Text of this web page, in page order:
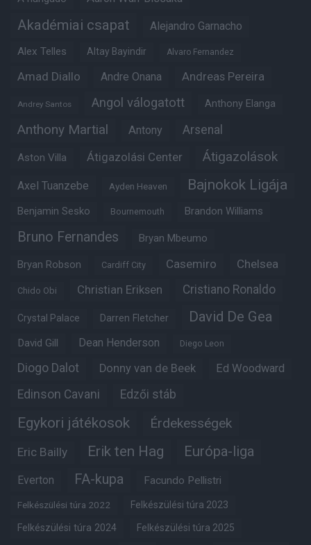
Akadémiai csapat Alejandro Garnacho
Alex Telles Altay Bayindir Alvaro Fernandez
Amad Diallo Andre Onana Andreas Pereira
Andrey Santos Angol válogatott Anthony Elanga
Anthony Martial Antony Arsenal
Aston Villa Átigazolási Center Átigazolások
Axel Tuanzebe Ayden Heaven Bajnokok Ligája
Benjamin Sesko Bournemouth Brandon Williams
Bruno Fernandes Bryan Mbeumo
Bryan Robson Cardiff City Casemiro Chelsea
Chido Obi Christian Eriksen Cristiano Ronaldo
Crystal Palace Darren Fletcher David De Gea
David Gill Dean Henderson Diego Leon
Diogo Dalot Donny van de Beek Ed Woodward
Edinson Cavani Edzői stáb
Egykori játékosok Érdekességek
Eric Bailly Erik ten Hag Európa-liga
Everton FA-kupa Facundo Pellistri
Felkészülési túra 2022 Felkészülési túra 2023
Felkészülési túra 2024 Felkészülési túra 2025